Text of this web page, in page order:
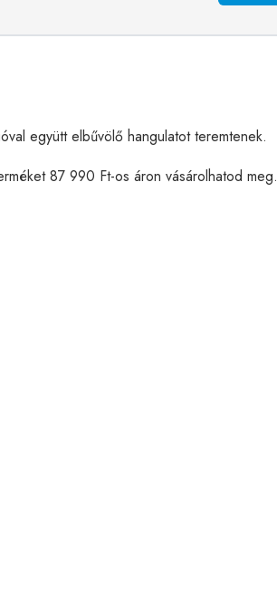
együtt elbűvölő hangulatot teremtenek.
87 990 Ft-os áron vásárolhatod meg.